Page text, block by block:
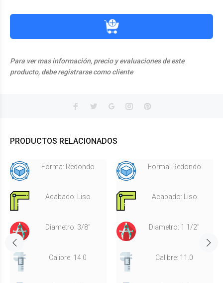
Para ver mas información, precio y evaluaciones de este
producto, debe registrarse como cliente
PRODUCTOS RELACIONADOS
Forma: Redondo
Acabado: Liso
Diametro: 3/8"
Calibre: 14.0
Forma: Redondo
Acabado: Liso
Diametro: 1 1/2"
Calibre: 11.0